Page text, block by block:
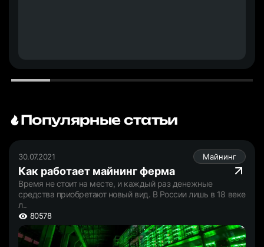
Популярные статьи
30.07.2021 Майнинг
Как работает майнинг ферма
Время не стоит на месте, и каждый раз денежные
средства приобретают новый вид. В России лишь в 18 веке
л..
80578